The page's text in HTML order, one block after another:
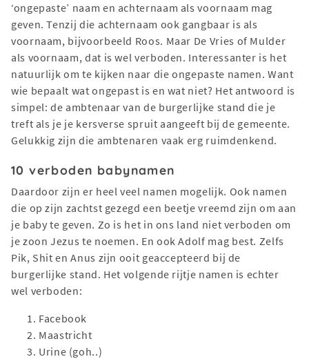
‘ongepaste’ naam en achternaam als voornaam mag
geven. Tenzij die achternaam ook gangbaar is als
voornaam, bijvoorbeeld Roos. Maar De Vries of Mulder
als voornaam, dat is wel verboden. Interessanter is het
natuurlijk om te kijken naar die ongepaste namen. Want
wie bepaalt wat ongepast is en wat niet? Het antwoord is
simpel: de ambtenaar van de burgerlijke stand die je
treft als je je kersverse spruit aangeeft bij de gemeente.
Gelukkig zijn die ambtenaren vaak erg ruimdenkend.
10 verboden babynamen
Daardoor zijn er heel veel namen mogelijk. Ook namen
die op zijn zachtst gezegd een beetje vreemd zijn om aan
je baby te geven. Zo is het in ons land niet verboden om
je zoon Jezus te noemen. En ook Adolf mag best. Zelfs
Pik, Shit en Anus zijn ooit geaccepteerd bij de
burgerlijke stand. Het volgende rijtje namen is echter
wel verboden:
Facebook
Maastricht
Urine (goh..)